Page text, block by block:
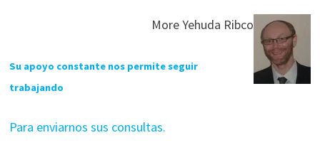
More Yehuda Ribco
Su apoyo constante nos permite seguir
trabajando
Para enviarnos sus consultas.